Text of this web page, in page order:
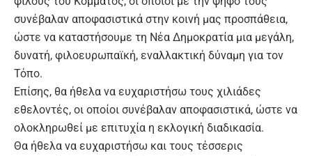
συνέβαλαν αποφασιστικά στην κοινή μας προσπάθεια,
ώστε να καταστήσουμε τη Νέα Δημοκρατία μια μεγάλη,
δυνατή, φιλοευρωπαϊκή, εναλλακτική δύναμη για τον
Τόπο.
Επίσης, θα ήθελα να ευχαριστήσω τους χιλιάδες
εθελοντές, οι οποίοι συνέβαλαν αποφασιστικά, ώστε να
ολοκληρωθεί με επιτυχία η εκλογική διαδικασία.
Θα ήθελα να ευχαριστήσω και τους τέσσερις